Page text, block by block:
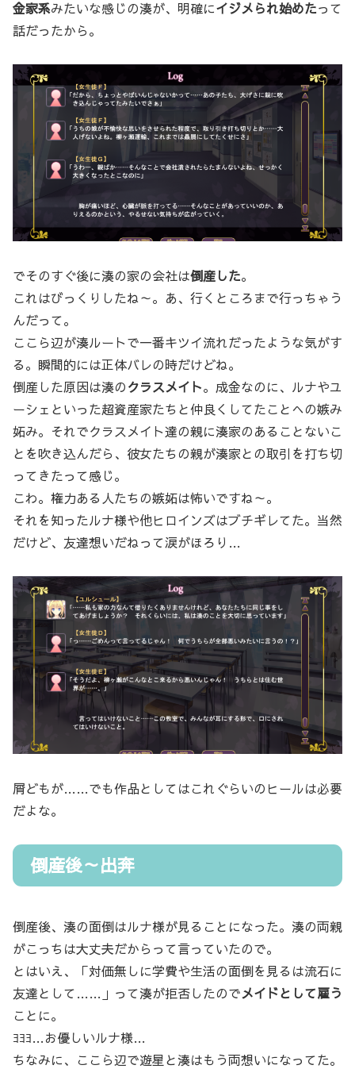
金家系みたいな感じの湊が、明確にイジメられ始めたって
話だったから。
でそのすぐ後に湊の家の会社は倒産した。
これはびっくりしたね～。あ、行くところまで行っちゃう
んだって。
ここら辺が湊ルートで一番キツイ流れだったような気がす
る。瞬間的には正体バレの時だけどね。
倒産した原因は湊のクラスメイト。成金なのに、ルナやユ
ーシェといった超資産家たちと仲良くしてたことへの嫉み
妬み。それでクラスメイト達の親に湊家のあることないこ
とを吹き込んだら、彼女たちの親が湊家との取引を打ち切
ってきたって感じ。
こわ。権力ある人たちの嫉妬は怖いですね～。
それを知ったルナ様や他ヒロインズはブチギレてた。当然
だけど、友達想いだねって涙がほろり…
屑どもが……でも作品としてはこれぐらいのヒールは必要
だよな。
倒産後～出奔
倒産後、湊の面倒はルナ様が見ることになった。湊の両親
がこっちは大丈夫だからって言っていたので。
とはいえ、「対価無しに学費や生活の面倒を見るは流石に
友達として……」って湊が拒否したのでメイドとして雇う
ことに。
ﾖﾖﾖ…お優しいルナ様…
ちなみに、ここら辺で遊星と湊はもう両想いになってた。